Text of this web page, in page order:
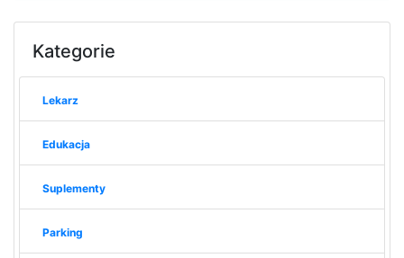
Kategorie
Lekarz
Edukacja
Suplementy
Parking